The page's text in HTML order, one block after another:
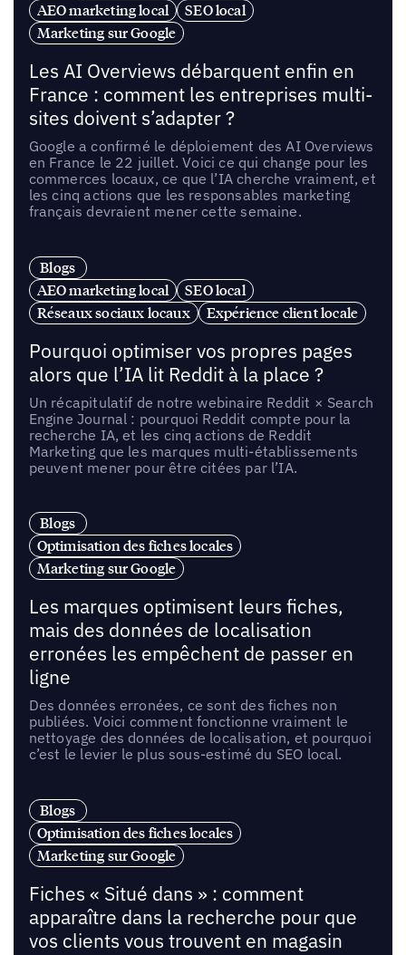
AEO marketing local
SEO local
Marketing sur Google
Les AI Overviews débarquent enfin en
France : comment les entreprises multi-
sites doivent s’adapter ?
Google a confirmé le déploiement des AI Overviews
en France le 22 juillet. Voici ce qui change pour les
commerces locaux, ce que l’IA cherche vraiment, et
les cinq actions que les responsables marketing
français devraient mener cette semaine.
Blogs
AEO marketing local
SEO local
Réseaux sociaux locaux
Expérience client locale
Pourquoi optimiser vos propres pages
alors que l’IA lit Reddit à la place ?
Un récapitulatif de notre webinaire Reddit × Search
Engine Journal : pourquoi Reddit compte pour la
recherche IA, et les cinq actions de Reddit
Marketing que les marques multi-établissements
peuvent mener pour être citées par l’IA.
Blogs
Optimisation des fiches locales
Marketing sur Google
Les marques optimisent leurs fiches,
mais des données de localisation
erronées les empêchent de passer en
ligne
Des données erronées, ce sont des fiches non
publiées. Voici comment fonctionne vraiment le
nettoyage des données de localisation, et pourquoi
c’est le levier le plus sous-estimé du SEO local.
Blogs
Optimisation des fiches locales
Marketing sur Google
Fiches « Situé dans » : comment
apparaître dans la recherche pour que
vos clients vous trouvent en magasin